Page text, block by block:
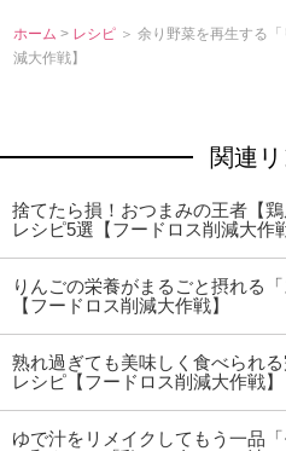
ホーム > レシピ ＞ 余り野菜を再生する
減大作戦】
関連
捨てたら損！おつまみの王者【
レシピ5選【フードロス削減大作
りんごの栄養がまるごと摂れる
【フードロス削減大作戦】
熟れ過ぎても美味しく食べられ
レシピ【フードロス削減大作戦】
ゆで汁をリメイクしてもう一品